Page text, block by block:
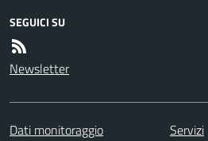
SEGUICI SU
Newsletter
Dati monitoraggio Servizi